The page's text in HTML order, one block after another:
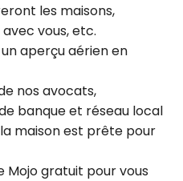
les maisons,
vous, etc.
aperçu aérien en
nos avocats,
banque et réseau local
maison est prête pour
Mojo gratuit pour vous